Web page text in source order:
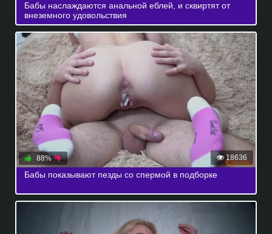
Бабы наслаждаются анальной еблей, и сквиртят от
внеземного удовольствия
18636
88%
Бабы показывают пезды со спермой в подборке